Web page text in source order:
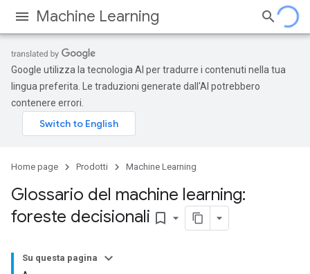
Machine Learning
Google utilizza la tecnologia AI per tradurre i contenuti nella tua
lingua preferita. Le traduzioni generate dall'AI potrebbero
contenere errori.
Home page Prodotti Machine Learning
Glossario del machine learning:
foreste decisionali bookmark_border
Su questa pagina